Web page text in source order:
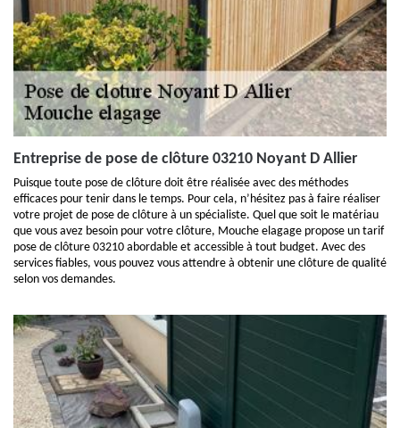
Entreprise de pose de clôture 03210 Noyant D Allier
Puisque toute pose de clôture doit être réalisée avec des méthodes
efficaces pour tenir dans le temps. Pour cela, n’hésitez pas à faire réaliser
votre projet de pose de clôture à un spécialiste. Quel que soit le matériau
que vous avez besoin pour votre clôture, Mouche elagage propose un tarif
pose de clôture 03210 abordable et accessible à tout budget. Avec des
services fiables, vous pouvez vous attendre à obtenir une clôture de qualité
selon vos demandes.